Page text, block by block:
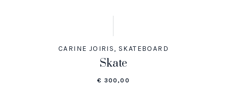
CARINE JOIRIS, SKATEBOARD
Skate
€ 300,00